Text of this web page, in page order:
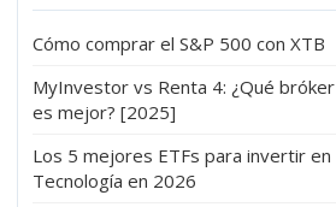
Cómo comprar el S&P 500 con XTB
MyInvestor vs Renta 4: ¿Qué bróker
es mejor? [2025]
Los 5 mejores ETFs para invertir en
Tecnología en 2026